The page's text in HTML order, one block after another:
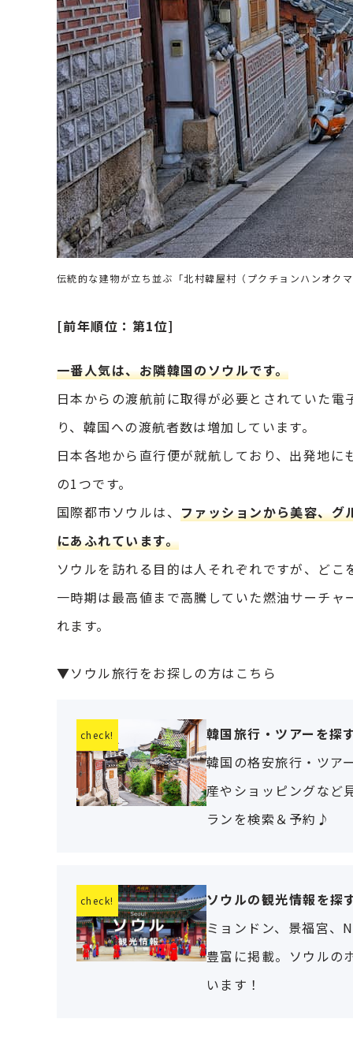
伝統的な建物が立ち並ぶ「北村韓屋村（プクチョンハンオク
[前年順位：第1位]
一番人気は、お隣韓国のソウルです。
日本からの渡航前に取得が必要とされていた
り、韓国への渡航者数は増加しています。
日本各地から直行便が就航しており、出発地
の1つです。
国際都市ソウルは、 ファッションから美容、グ
にあふれています。
ソウルを訪れる目的は人それぞれですが、ど
一時期は最高値まで高騰していた燃油サーチ
れます。
▼ソウル旅行をお探しの方はこちら
韓国旅行・ツアーを探
韓国の格安旅行・ツア
産やショッピングなど
ランを検索＆予約♪
ソウルの観光情報を探
ミョンドン、景福宮、
豊富に掲載。ソウルの
います！